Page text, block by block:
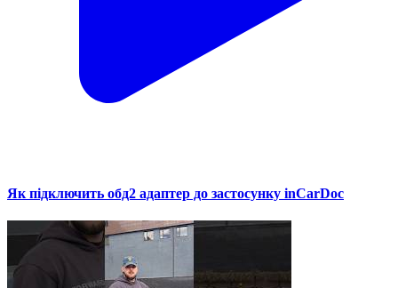
Як підключить обд2 адаптер до застосунку inCarDoc